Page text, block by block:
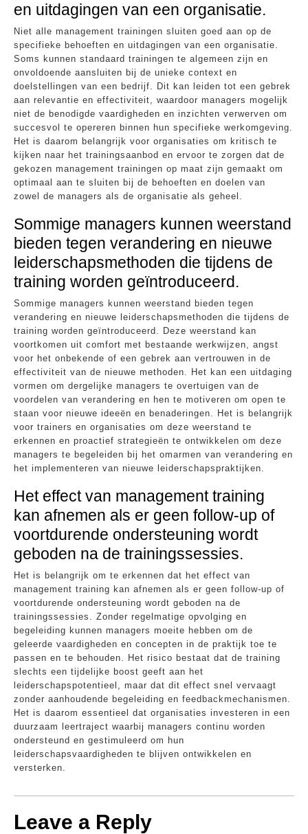
en uitdagingen van een organisatie.
Niet alle management trainingen sluiten goed aan op de
specifieke behoeften en uitdagingen van een organisatie.
Soms kunnen standaard trainingen te algemeen zijn en
onvoldoende aansluiten bij de unieke context en
doelstellingen van een bedrijf. Dit kan leiden tot een gebrek
aan relevantie en effectiviteit, waardoor managers mogelijk
niet de benodigde vaardigheden en inzichten verwerven om
succesvol te opereren binnen hun specifieke werkomgeving.
Het is daarom belangrijk voor organisaties om kritisch te
kijken naar het trainingsaanbod en ervoor te zorgen dat de
gekozen management trainingen op maat zijn gemaakt om
optimaal aan te sluiten bij de behoeften en doelen van
zowel de managers als de organisatie als geheel.
Sommige managers kunnen weerstand
bieden tegen verandering en nieuwe
leiderschapsmethoden die tijdens de
training worden geïntroduceerd.
Sommige managers kunnen weerstand bieden tegen
verandering en nieuwe leiderschapsmethoden die tijdens de
training worden geïntroduceerd. Deze weerstand kan
voortkomen uit comfort met bestaande werkwijzen, angst
voor het onbekende of een gebrek aan vertrouwen in de
effectiviteit van de nieuwe methoden. Het kan een uitdaging
vormen om dergelijke managers te overtuigen van de
voordelen van verandering en hen te motiveren om open te
staan voor nieuwe ideeën en benaderingen. Het is belangrijk
voor trainers en organisaties om deze weerstand te
erkennen en proactief strategieën te ontwikkelen om deze
managers te begeleiden bij het omarmen van verandering en
het implementeren van nieuwe leiderschapspraktijken.
Het effect van management training
kan afnemen als er geen follow-up of
voortdurende ondersteuning wordt
geboden na de trainingssessies.
Het is belangrijk om te erkennen dat het effect van
management training kan afnemen als er geen follow-up of
voortdurende ondersteuning wordt geboden na de
trainingssessies. Zonder regelmatige opvolging en
begeleiding kunnen managers moeite hebben om de
geleerde vaardigheden en concepten in de praktijk toe te
passen en te behouden. Het risico bestaat dat de training
slechts een tijdelijke boost geeft aan het
leiderschapspotentieel, maar dat dit effect snel vervaagt
zonder aanhoudende begeleiding en feedbackmechanismen.
Het is daarom essentieel dat organisaties investeren in een
duurzaam leertraject waarbij managers continu worden
ondersteund en gestimuleerd om hun
leiderschapsvaardigheden te blijven ontwikkelen en
versterken.
Leave a Reply